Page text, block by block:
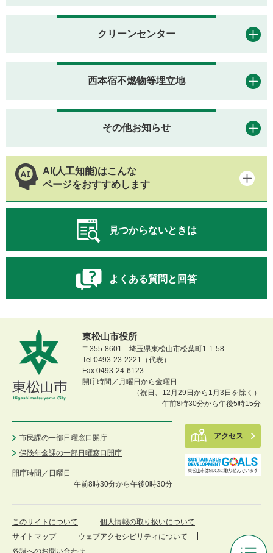
クリーンセンター
西本宿不燃物等埋立地
その他お知らせ
AI(人工知能)はこんな
ページをおすすめします
見つからないときは
よくある質問と回答
東松山市役所
〒355-8601 埼玉県東松山市松葉町1-1-58
Tel:0493-23-2221（代表）
Fax:0493-24-6123
開庁時間／月曜日から金曜日
（祝日、12月29日から1月3日を除く）
午前8時30分から午後5時15分
市民課の一部日曜窓口開庁
保険年金課の一部日曜窓口開庁
開庁時間／ 日曜日
午前8時30分から午後0時30分
アクセス
このサイトについて
個人情報の取り扱いについて
サイトマップ
ウェブアクセシビリティについて
各課へのお問い合わせ